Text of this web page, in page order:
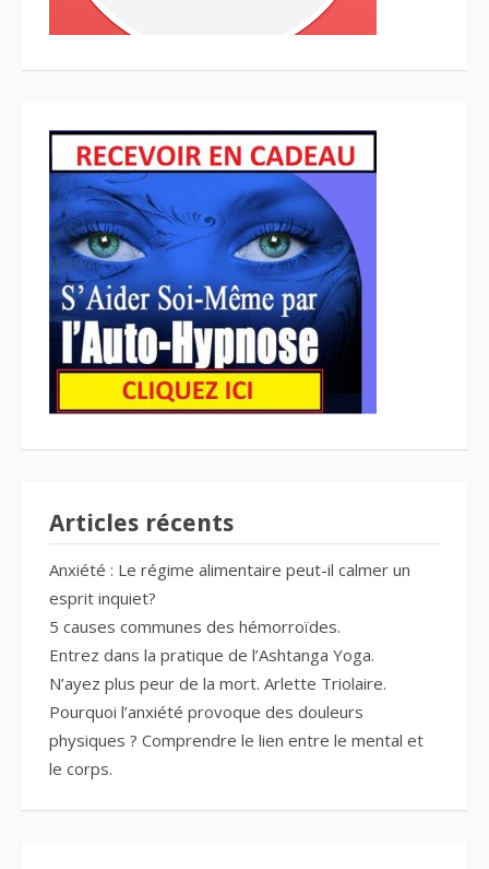
Articles récents
Anxiété : Le régime alimentaire peut-il calmer un
esprit inquiet?
5 causes communes des hémorroïdes.
Entrez dans la pratique de l’Ashtanga Yoga.
N’ayez plus peur de la mort. Arlette Triolaire.
Pourquoi l’anxiété provoque des douleurs
physiques ? Comprendre le lien entre le mental et
le corps.